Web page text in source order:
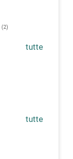
(2)
tutte
tutte